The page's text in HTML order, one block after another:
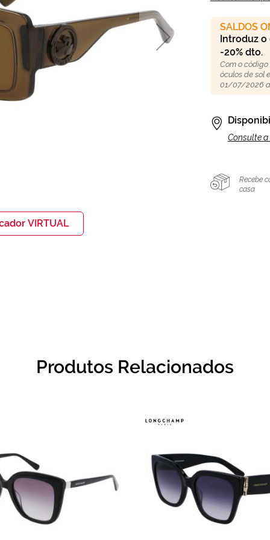
VIRTUAL
SALDOS
Introduz o
-20% dto.
Com o código
óculos de sol
01/07/2026
Consulte
Recebe
casa
Produtos Relacionados